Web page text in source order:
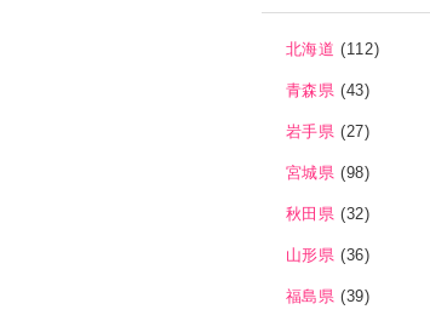
北海道 (112)
青森県 (43)
岩手県 (27)
宮城県 (98)
秋田県 (32)
山形県 (36)
福島県 (39)